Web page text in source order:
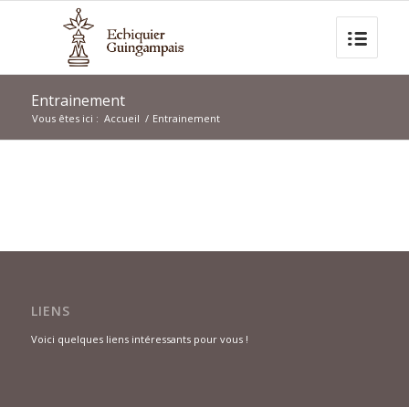
Entrainement
Vous êtes ici : Accueil / Entrainement
LIENS
Voici quelques liens intéressants pour vous !